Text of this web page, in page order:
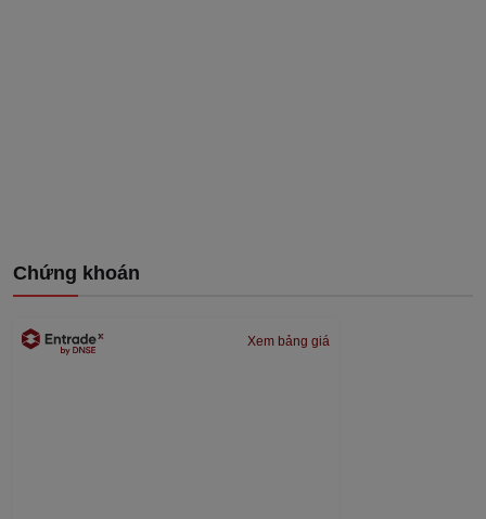
Chứng khoán
Xem bảng giá